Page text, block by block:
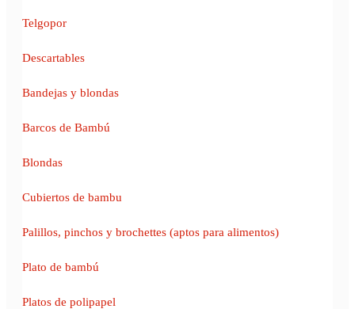
Telgopor
Descartables
Bandejas y blondas
Barcos de Bambú
Blondas
Cubiertos de bambu
Palillos, pinchos y brochettes (aptos para alimentos)
Plato de bambú
Platos de polipapel